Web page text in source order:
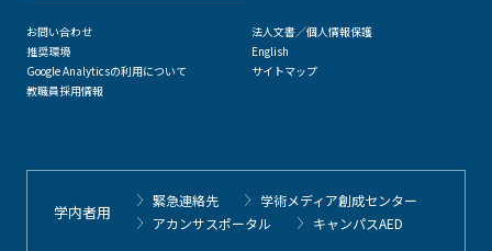
お問い合わせ
推奨環境
Google Analyticsの利用について
教職員採用情報
法人文書／個人情報保護
English
サイトマップ
学内者用
緊急連絡先
学術メディア創成センター
アカンサスポータル
キャンパスAED